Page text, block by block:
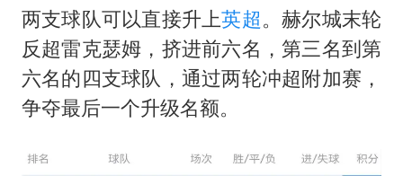
女子利用漏洞0元薅走3000多件家电
贵州轮胎子公司获美国退税8136万
两支球队可以直接升上英超。赫尔城末轮
反超雷克瑟姆，挤进前六名，第三名到第
六名的四支球队，通过两轮冲超附加赛，
争夺最后一个升级名额。